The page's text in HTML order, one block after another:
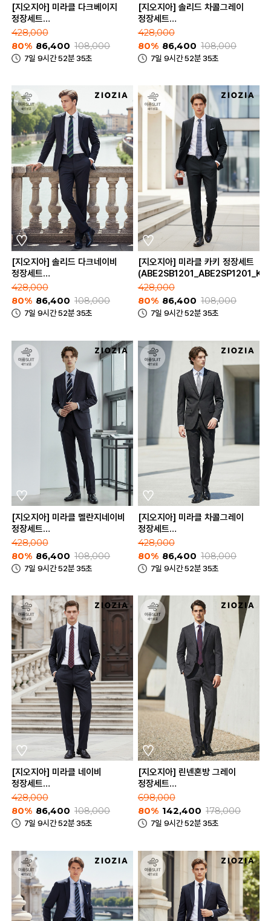
[지오지아] 미라클 다크베이지
정장세트
(ABE2SB1204_ABE2SP1204_DBE)
428,000
80% 86,400 108,000
7일 9시간 52분 35초
[지오지아] 솔리드 차콜그레이
정장세트
428,000
80% 86,400 108,000
7일 9시간 52분 35초
[지오지아] 솔리드 다크네이비
정장세트
(ABE2SB1202_ABE2SP1202_DNV)
428,000
80% 86,400 108,000
7일 9시간 52분 35초
[지오지아] 미라클 카키 정장세트
(ABE2SB1201_ABE2SP1201_KH)
428,000
80% 86,400 108,000
7일 9시간 52분 35초
[지오지아] 미라클 멜란지네이비
정장세트
(ABE2SB1201_ABE2SP1201_MNV)
428,000
80% 86,400 108,000
7일 9시간 52분 35초
[지오지아] 미라클 차콜그레이
정장세트
428,000
80% 86,400 108,000
7일 9시간 52분 35초
[지오지아] 미라클 네이비
정장세트
(ABE2SB1201_ABE2SP1201_NV)
428,000
80% 86,400 108,000
7일 9시간 52분 35초
[지오지아] 린넨혼방 그레이
정장세트
698,000
80% 142,400 178,000
7일 9시간 52분 35초